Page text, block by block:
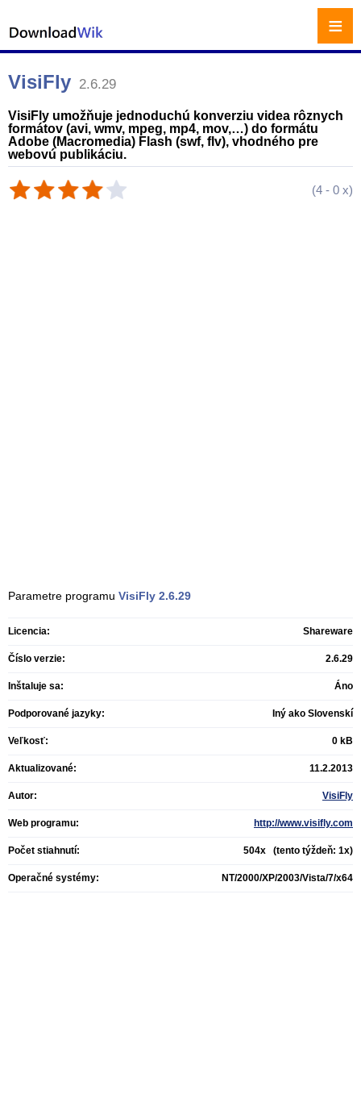
VisiFly 2.6.29
VisiFly umožňuje jednoduchú konverziu videa rôznych
formátov (avi, wmv, mpeg, mp4, mov,…) do formátu
Adobe (Macromedia) Flash (swf, flv), vhodného pre
webovú publikáciu.
(4 - 0 x)
Parametre programu VisiFly 2.6.29
Licencia: Shareware
Číslo verzie: 2.6.29
Inštaluje sa: Áno
Podporované jazyky: Iný ako Slovenskí
Veľkosť: 0 kB
Aktualizované: 11.2.2013
Autor: VisiFly
Web programu: http://www.visifly.com
Počet stiahnutí: 504x (tento týždeň: 1x)
Operačné systémy: NT/2000/XP/2003/Vista/7/x64
≡